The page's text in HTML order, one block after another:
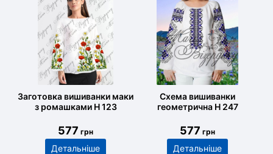
Заготовка вишиванки маки
з ромашками Н 123
577 грн
Детальніше
Схема вишиванки
геометрична Н 247
577 грн
Детальніше